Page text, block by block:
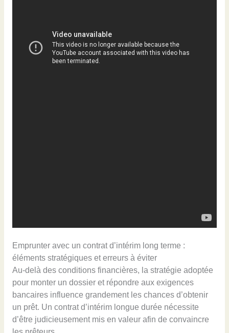
Emprunter avec un contrat d’intérim long terme :
éléments stratégiques et erreurs à éviter
Au-delà des conditions financières, la stratégie adoptée
pour monter un dossier et répondre aux exigences
bancaires influence grandement les chances d’obtenir
un prêt. Un contrat d’intérim longue durée nécessite
d’être judicieusement mis en valeur afin de convaincre